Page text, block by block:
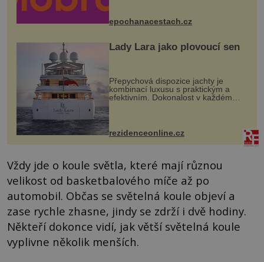
mohou těšit na víno, burčák, pes...
epochanacestach.cz
Lady Lara jako plovoucí sen
Přepychová dispozice jachty je
kombinací luxusu s praktickým a
efektivním. Dokonalost v každém
detailu představuje značka Fendi
Casa, kterou byly vybaveny její
paluby. Monacký přístav nabízí
každoročn...
rezidenceonline.cz
Vždy jde o koule světla, které mají různou
velikost od basketbalového míče až po
automobil. Občas se světelná koule objeví a
zase rychle zhasne, jindy se zdrží i dvě hodiny.
Někteří dokonce vidí, jak větší světelná koule
vyplivne několik menších.